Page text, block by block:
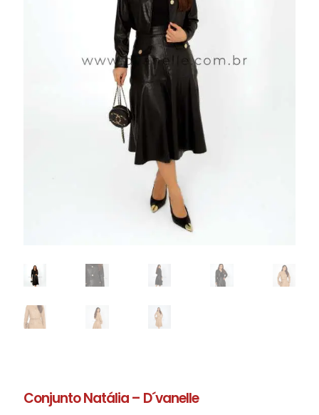
Conjunto Natália – D´vanelle